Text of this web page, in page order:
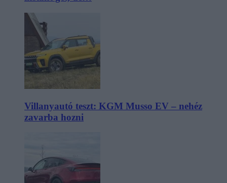
Villanyautó teszt: KGM Musso EV – nehéz
zavarba hozni